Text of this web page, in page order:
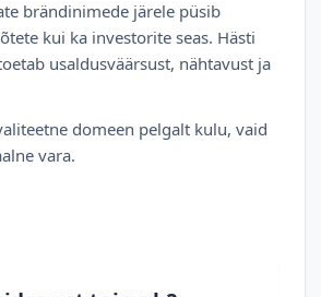
brändinimede järele püsib
kui ka investorite seas. Hästi
usaldusväärsust, nähtavust ja
domeen pelgalt kulu, vaid
vara.